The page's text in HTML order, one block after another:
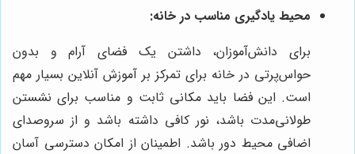
محیط یادگیری مناسب در خانه:
برای دانش‌آموزان، داشتن یک فضای آرام و بدون
حواس‌پرتی در خانه برای تمرکز بر آموزش آنلاین بسیار مهم
است. این فضا باید مکانی ثابت و مناسب برای نشستن
طولانی‌مدت باشد، نور کافی داشته باشد و از سروصدای
اضافی محیط دور باشد. اطمینان از امکان دسترسی آسان